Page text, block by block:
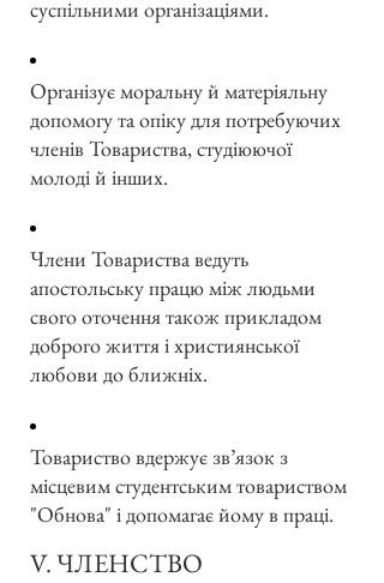
суспільними організаціями.
Організує моральну й матеріяльну
допомогу та опіку для потребуючих
членів Товариства, студіюючої
молоді й інших.
Члени Товариства ведуть
апостольську працю між людьми
свого оточення також прикладом
доброго життя і християнської
любови до ближніх.
Товариство вдержує зв’язок з
місцевим студентським товариством
"Обнова" і допомагає йому в праці.
V. ЧЛЕНСТВО